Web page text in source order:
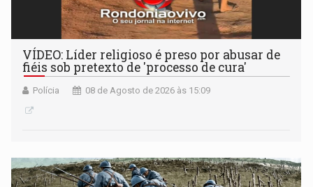
VÍDEO: Líder religioso é preso por abusar de
fiéis sob pretexto de 'processo de cura'
Polícia 08 de Agosto de 2026 às 15:09